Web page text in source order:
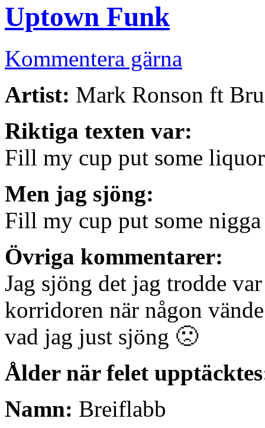
Uptown Funk
Kommentera gärna
Artist: Mark Ronson ft
Riktiga texten var:
Fill my cup put some
Men jag sjöng:
Fill my cup put some
Övriga kommentarer:
Jag sjöng det jag trodde
korridoren när någon
vad jag just sjöng 🙁
Ålder när felet
Namn: Breiflabb